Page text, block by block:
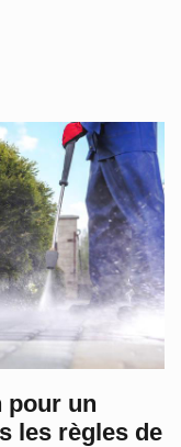
pour un
les règles de